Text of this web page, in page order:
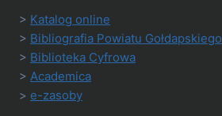
> Katalog online
> Bibliografia Powiatu Gołdapskiego
> Biblioteka Cyfrowa
> Academica
> e-zasoby